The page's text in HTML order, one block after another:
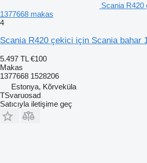
Scania R420
1377668 makas
4
Scania R420 çekici için Scania bahar
5.497 TL €100
Makas
1377668 1528206
Estonya, Kõrveküla
TSvaruosad
Satıcıyla iletişime geç